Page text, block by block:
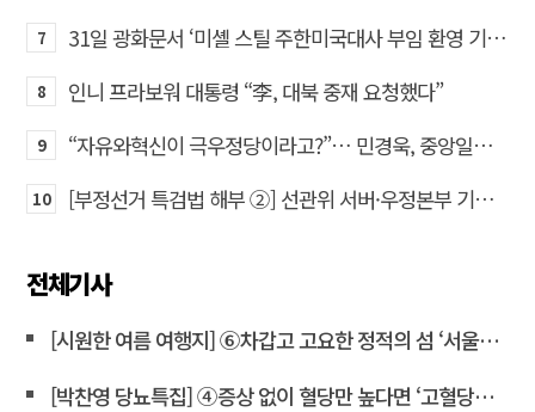
7 31일 광화문서 ‘미셸 스틸 주한미국대사 부임 환영 기자회견’… 80여 개 단체 집결
8 인니 프라보워 대통령 “李, 대북 중재 요청했다”
9 “자유와혁신이 극우정당이라고?”… 민경욱, 중앙일보 직격
10 [부정선거 특검법 해부 ②] 선관위 서버·우정본부 기록까지…‘증거를 끌어오는 칼’
전체기사
[시원한 여름 여행지] ⑥차갑고 고요한 정적의 섬 ‘서울시립미술관’
[박찬영 당뇨특집] ④증상 없이 혈당만 높다면 ‘고혈당증’으로 불러야